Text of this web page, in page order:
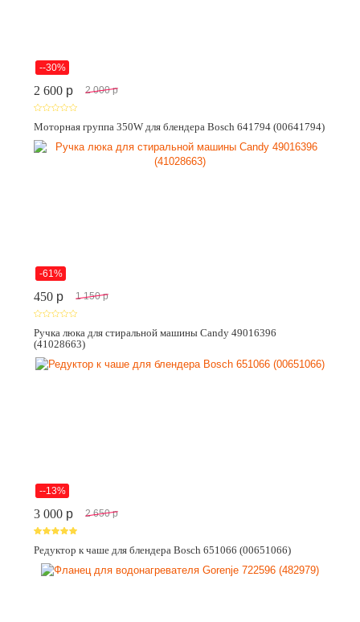
--30%
2 600 p 2 000 p
Моторная группа 350W для блендера Bosch 641794 (00641794)
-61%
450 p 1 150 p
Ручка люка для стиральной машины Candy 49016396
(41028663)
--13%
3 000 p 2 650 p
Редуктор к чаше для блендера Bosch 651066 (00651066)